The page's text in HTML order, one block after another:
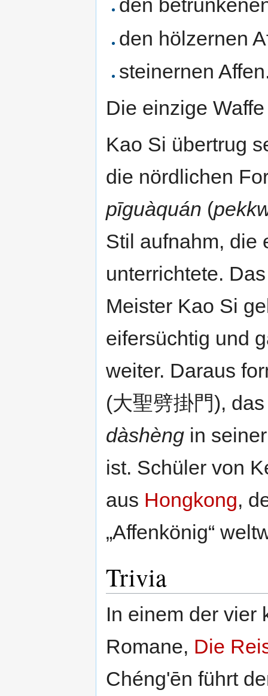
den
den hölzernen
steinernen
Die einzige
Kao Si übertrug
die nördlichen
pīguàquán (
Stil aufnahm, die
unterrichtete.
Meister Kao Si
eifersüchtig und
weiter. Daraus
(大聖劈掛門),
dàshèng in
ist. Schüler von
aus Hongkong,
„Affenkönig“
Trivia
In einem der vier
Romane, Die
Chéng'ēn führt